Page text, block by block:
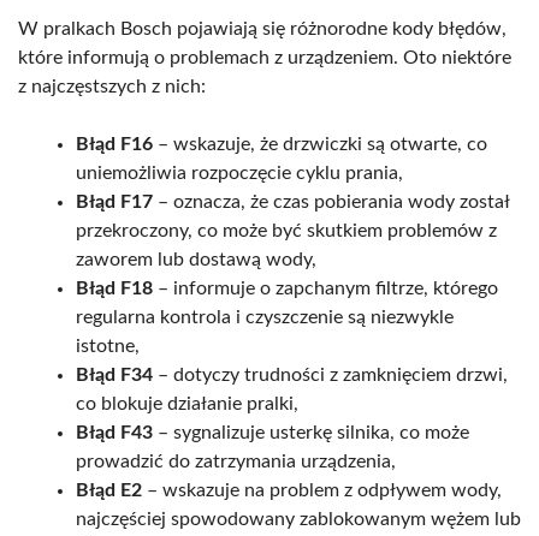
W pralkach Bosch pojawiają się różnorodne kody błędów,
które informują o problemach z urządzeniem. Oto niektóre
z najczęstszych z nich:
Błąd F16 – wskazuje, że drzwiczki są otwarte, co
uniemożliwia rozpoczęcie cyklu prania,
Błąd F17 – oznacza, że czas pobierania wody został
przekroczony, co może być skutkiem problemów z
zaworem lub dostawą wody,
Błąd F18 – informuje o zapchanym filtrze, którego
regularna kontrola i czyszczenie są niezwykle
istotne,
Błąd F34 – dotyczy trudności z zamknięciem drzwi,
co blokuje działanie pralki,
Błąd F43 – sygnalizuje usterkę silnika, co może
prowadzić do zatrzymania urządzenia,
Błąd E2 – wskazuje na problem z odpływem wody,
najczęściej spowodowany zablokowanym wężem lub